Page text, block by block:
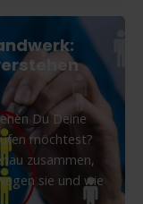
Du Deine
möchtest?
zusammen,
sie und wie